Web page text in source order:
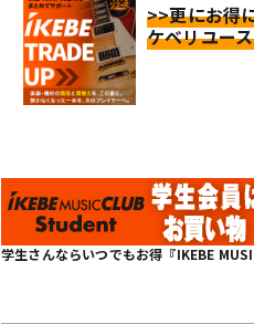
>>更にお得
ケベリユー
学生さんならいつでもお得『IKEBE